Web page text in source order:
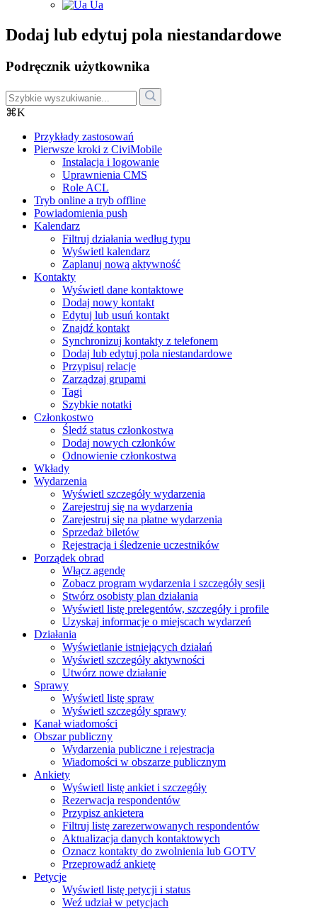
Ua
Dodaj lub edytuj pola niestandardowe
Podręcznik użytkownika
⌘K
Przykłady zastosowań
Pierwsze kroki z CiviMobile
Instalacja i logowanie
Uprawnienia CMS
Role ACL
Tryb online a tryb offline
Powiadomienia push
Kalendarz
Filtruj działania według typu
Wyświetl kalendarz
Zaplanuj nową aktywność
Kontakty
Wyświetl dane kontaktowe
Dodaj nowy kontakt
Edytuj lub usuń kontakt
Znajdź kontakt
Synchronizuj kontakty z telefonem
Dodaj lub edytuj pola niestandardowe
Przypisuj relacje
Zarządzaj grupami
Tagi
Szybkie notatki
Członkostwo
Śledź status członkostwa
Dodaj nowych członków
Odnowienie członkostwa
Wkłady
Wydarzenia
Wyświetl szczegóły wydarzenia
Zarejestruj się na wydarzenia
Zarejestruj się na płatne wydarzenia
Sprzedaż biletów
Rejestracja i śledzenie uczestników
Porządek obrad
Włącz agendę
Zobacz program wydarzenia i szczegóły sesji
Stwórz osobisty plan działania
Wyświetl listę prelegentów, szczegóły i profile
Uzyskaj informacje o miejscach wydarzeń
Działania
Wyświetlanie istniejących działań
Wyświetl szczegóły aktywności
Utwórz nowe działanie
Sprawy
Wyświetl listę spraw
Wyświetl szczegóły sprawy
Kanał wiadomości
Obszar publiczny
Wydarzenia publiczne i rejestracja
Wiadomości w obszarze publicznym
Ankiety
Wyświetl listę ankiet i szczegóły
Rezerwacja respondentów
Przypisz ankietera
Filtruj listę zarezerwowanych respondentów
Aktualizacja danych kontaktowych
Oznacz kontakty do zwolnienia lub GOTV
Przeprowadź ankietę
Petycje
Wyświetl listę petycji i status
Weź udział w petycjach